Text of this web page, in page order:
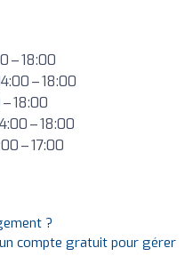
– 18:00
– 18:00
18:00
– 18:00
– 17:00
?
compte gratuit pour gérer